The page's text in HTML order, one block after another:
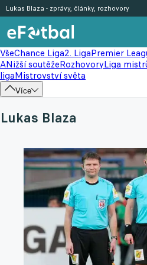
VšeChance Liga2. LigaPremier
ANižší soutěžeRozhovoryLiga
ligaMistrovství světa
Více
Lukas Blaza - zprávy, články, rozhovory
Lukas Blaza